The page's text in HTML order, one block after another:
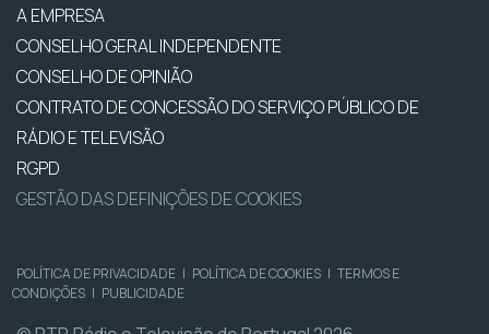
A EMPRESA
CONSELHO GERAL INDEPENDENTE
CONSELHO DE OPINIÃO
CONTRATO DE CONCESSÃO DO SERVIÇO PÚBLICO DE
RÁDIO E TELEVISÃO
RGPD
GESTÃO DAS DEFINIÇÕES DE COOKIES
POLÍTICA DE PRIVACIDADE | POLÍTICA DE COOKIES | TERMOS E
CONDIÇÕES | PUBLICIDADE